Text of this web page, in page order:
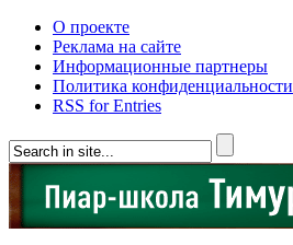
О проекте
Реклама на сайте
Информационные партнеры
Политика конфиденциальности
RSS for Entries